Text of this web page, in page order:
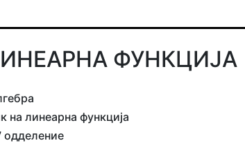
ФУНКЦИЈА
на линеарна функција
одделение